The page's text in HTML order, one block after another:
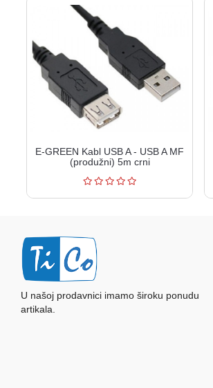
E-GREEN Kabl USB A - USB A MF
(produžni) 5m crni
U našoj prodavnici imamo široku ponudu
artikala.